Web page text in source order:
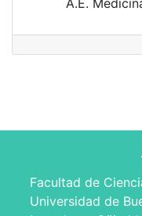
A.E.
Facultad de
Universidad de